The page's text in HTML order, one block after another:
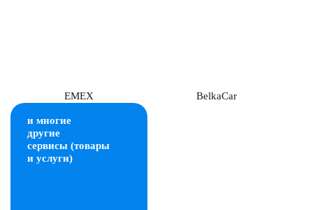
EMEX BelkaCar
и многие
другие
сервисы (товары
и услуги)